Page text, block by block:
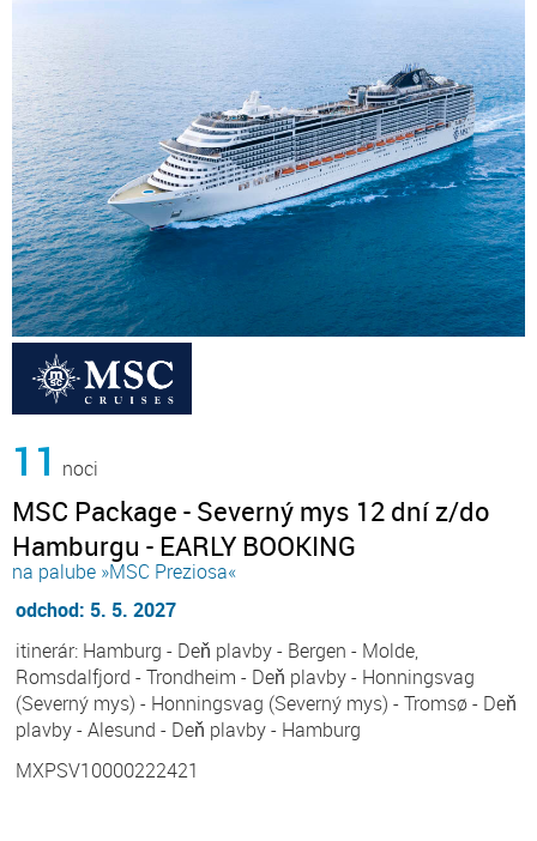
11 noci
MSC Package - Severný mys 12 dní z/do
Hamburgu - EARLY BOOKING
na palube »MSC Preziosa«
odchod: 5. 5. 2027
itinerár: Hamburg - Deň plavby - Bergen - Molde,
Romsdalfjord - Trondheim - Deň plavby - Honningsvag
(Severný mys) - Honningsvag (Severný mys) - Tromsø - Deň
plavby - Alesund - Deň plavby - Hamburg
MXPSV10000222421